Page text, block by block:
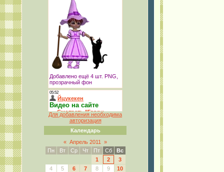
Для добавления необходима
авторизация
Календарь
« Апрель 2011
»
Пн
Вт Ср Чт Пт Сб
Вс
1
2
3
4
5 6 7 8 9
10